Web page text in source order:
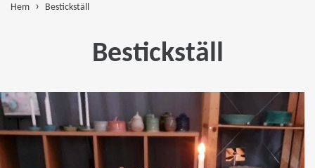
Hem Bestickställ
Bestickställ